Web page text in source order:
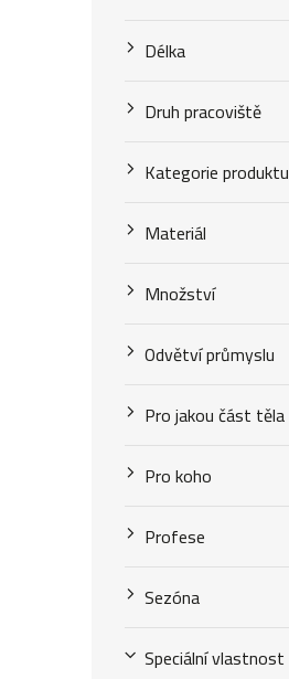
Délka
Druh pracoviště
Kategorie produktu
Materiál
Množství
Odvětví průmyslu
Pro jakou část těla
Pro koho
Profese
Sezóna
Speciální vlastnost